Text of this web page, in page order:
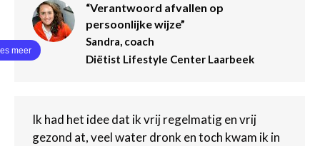
“Verantwoord afvallen op
persoonlijke wijze”
Sandra, coach
Diëtist Lifestyle Center Laarbeek
Ik had het idee dat ik vrij regelmatig en vrij
gezond at, veel water dronk en toch kwam ik in